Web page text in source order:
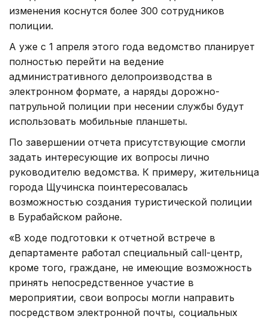
изменения коснутся более 300 сотрудников
полиции.
А уже с 1 апреля этого года ведомство планирует
полностью перейти на ведение
административного делопроизводства в
электронном формате, а наряды дорожно-
патрульной полиции при несении службы будут
использовать мобильные планшеты.
По завершении отчета присутствующие смогли
задать интересующие их вопросы лично
руководителю ведомства. К примеру, жительница
города Щучинска поинтересовалась
возможностью создания туристической полиции
в Бурабайском районе.
«В ходе подготовки к отчетной встрече в
департаменте работал специальный call-центр,
кроме того, граждане, не имеющие возможность
принять непосредственное участие в
мероприятии, свои вопросы могли направить
посредством электронной почты, социальных